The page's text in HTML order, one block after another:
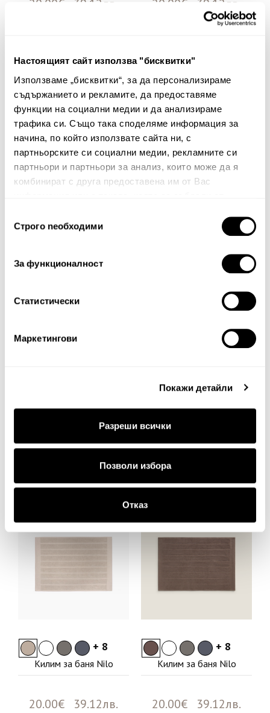
Настоящият сайт използва "бисквитки"
Използваме „бисквитки“, за да персонализираме
съдържанието и рекламите, да предоставяме
функции на социални медии и да анализираме
трафика си. Също така споделяме информация за
начина, по който използвате сайта ни, с
партньорските си социални медии, рекламните си
партньори и партньори за анализ, които може да я
комбинират с друга предоставена им от Вас
наСтрого nеобходими
За функционалност
Статистически
Маркетингови
Покажи детайли
Разреши всички
Позволи избора
Отказ
20.00€ 39.12лв. 20.00€ 39.12лв.
+ 8
20.00€ 39.12лв.
+ 8
Килим за баня Nilo
20.00€ 39.12лв.
+ 8
Килим за баня Nilo
20.00€ 39.12лв.
+ 8
Килим за баня Nilo
20.00€ 39.12лв.
+ 8
Килим за баня Nilo
20.00€ 39.12лв.